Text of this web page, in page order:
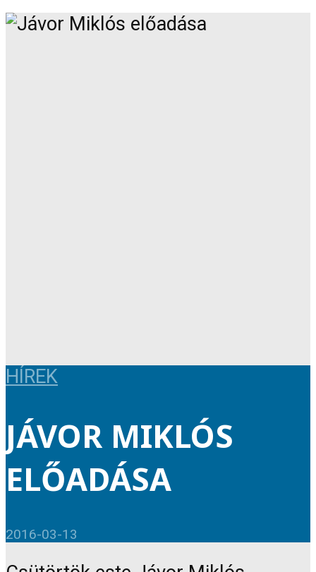
HÍREK
JÁVOR MIKLÓS
ELŐADÁSA
2016-03-13